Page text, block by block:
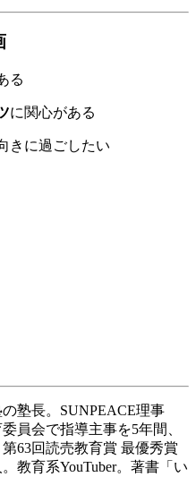
る
に関心がある
きに過ごしたい
塾長。SUNPEACE理事
員会で指導主事を5年間、
63回読売教育賞 最優秀賞
教育系YouTuber。著書「い